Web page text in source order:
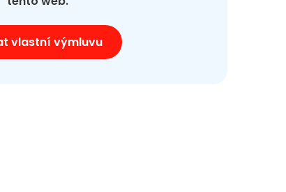
vlastní výmluvu